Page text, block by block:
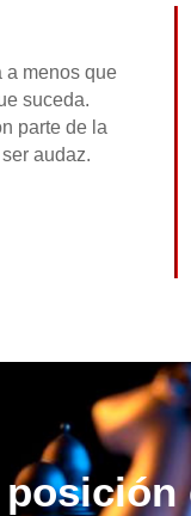
a menos que
suceda.
parte de la
audaz.